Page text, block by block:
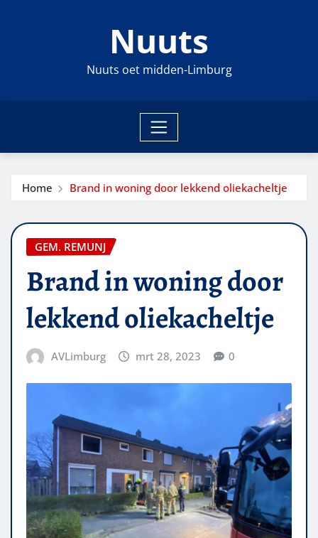
Nuuts
Nuuts oet midden-Limburg
Home Brand in woning door lekkend oliekacheltje
GEM. REMUNJ
Brand in woning door
lekkend oliekacheltje
AVLimburg mrt 28, 2023 0